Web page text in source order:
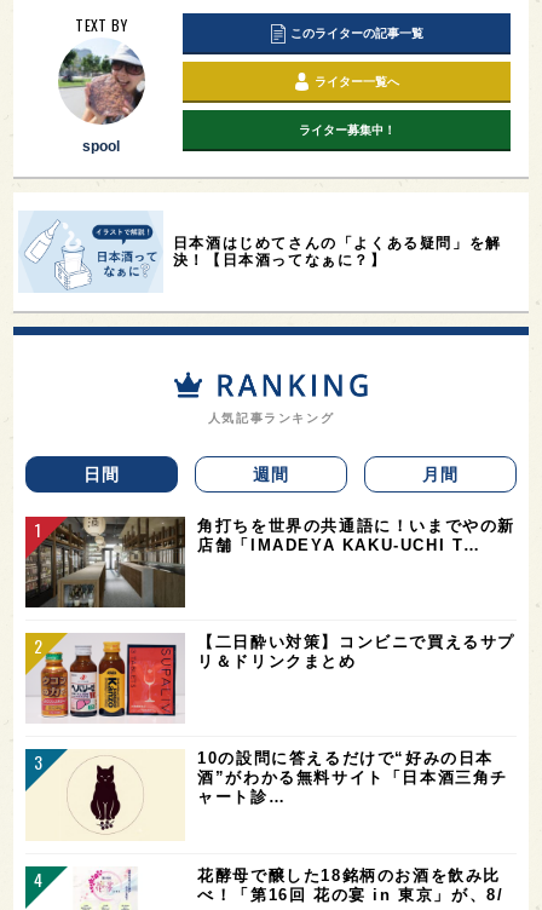
TEXT BY
spool
このライターの記事一覧
ライター一覧へ
ライター募集中！
日本酒はじめてさんの「よくある疑問」を解
決！【日本酒ってなぁに？】
人気記事ランキング
日間 週間 月間
角打ちを世界の共通語に！いまでやの新
店舗「IMADEYA KAKU-UCHI T…
【二日酔い対策】コンビニで買えるサプ
リ＆ドリンクまとめ
10の設問に答えるだけで“好みの日本
酒”がわかる無料サイト「日本酒三角チ
ャート診…
花酵母で醸した18銘柄のお酒を飲み比
べ！「第16回 花の宴 in 東京」が、8/